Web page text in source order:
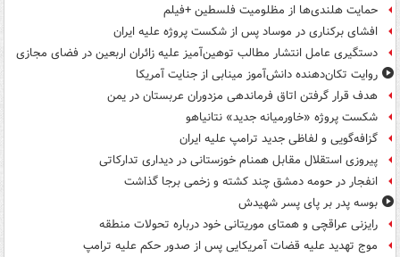
حمایت هلندی‌ها از مظلومیت فلسطین +فیلم
افشای برکناری در موساد پس از شکست پروژه علیه ایران
دستگیری عامل انتشار مطالب توهین‌آمیز علیه زائران اربعین در فضای مجازی
روایت تکان‌دهنده دانش‌آموز مینابی از جنایت آمریکا
هدف قرار گرفتن اتاق‌ فرماندهی مزدوران عربستان در یمن
شکست پروژه «خاورمیانه جدید» نتانیاهو
گزافه‌گویی و لفاظی جدید ترامپ علیه ایران
پیروزی استقلال مقابل همنام خوزستانی در دیداری تدارکاتی
انفجار در حومه دمشق چند کشته و زخمی برجا گذاشت
بوسه‌ پدر بر پای پسر شهیدش
رایزنی عراقچی و همتای موریتانی خود درباره تحولات منطقه
موج تهدید علیه قضات آمریکایی پس از صدور حکم علیه ترامپ